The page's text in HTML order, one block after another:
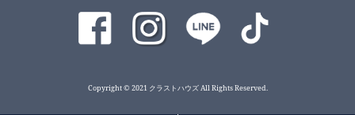
Copyright © 2021 クラストハウズ All Rights Reserved.